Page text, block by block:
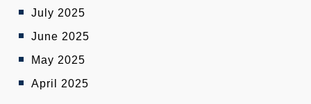
July 2025
June 2025
May 2025
April 2025